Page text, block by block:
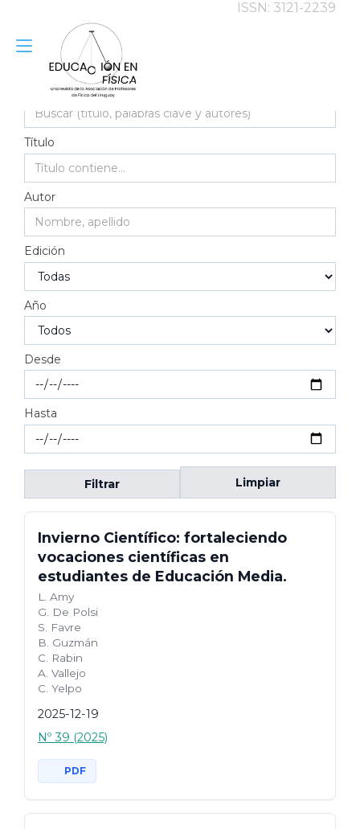
ISSN: 3121-2239
Alternar
navegación
Buscar
Título
Autor
Edición
Año
Desde
Hasta
Filtrar Limpiar
PDF
2025-12-19
Invierno Científico: fortaleciendo
vocaciones científicas en
estudiantes de Educación Media.
L. Amy
G. De Polsi
S. Favre
B. Guzmán
C. Rabin
A. Vallejo
C. Yelpo
Nº 39 (2025)